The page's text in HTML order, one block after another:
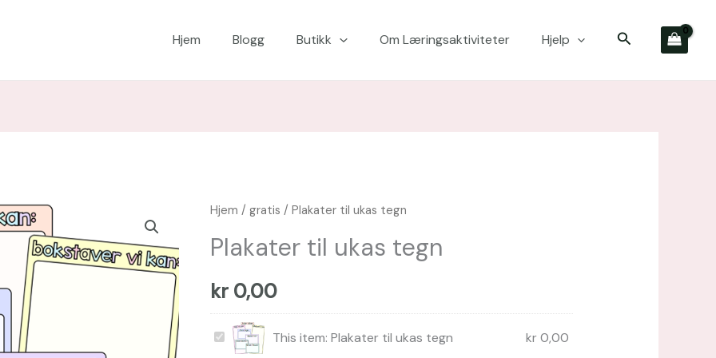
Hjem Blogg Butikk Om Læringsaktiviteter Hjelp Søk
Hjem /gratis / Plakater til ukas tegn
Plakater til ukas tegn
kr 0,00
Plakater
This item: Plakater til ukas tegn kr0,00
Plakater
ukas
tegn
antall